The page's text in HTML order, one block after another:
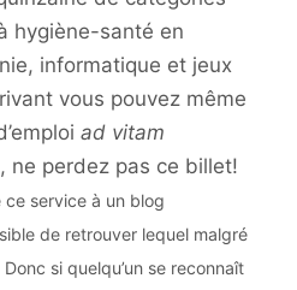
hygiène-santé en
informatique et jeux
vous pouvez même
ad vitam
ne perdez pas ce billet!
service à un blog
de retrouver lequel malgré
si quelqu’un se reconnaît